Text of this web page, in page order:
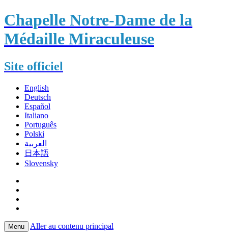
Chapelle Notre-Dame de la
Médaille Miraculeuse
Site officiel
English
Deutsch
Español
Italiano
Português
Polski
العربية
日本語
Slovensky
Menu Aller au contenu principal